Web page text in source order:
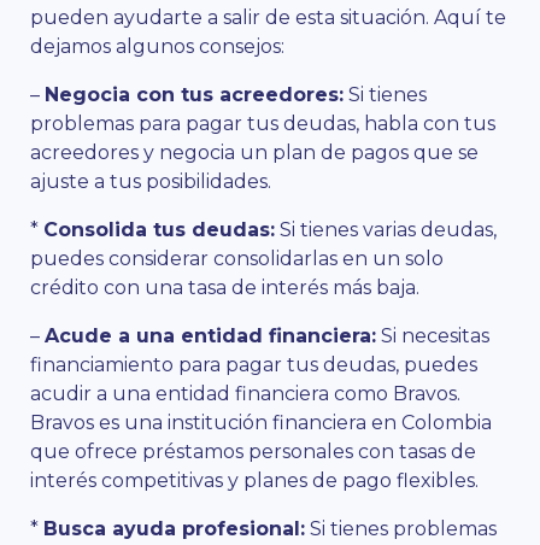
pueden ayudarte a salir de esta situación. Aquí te
dejamos algunos consejos:
– Negocia con tus acreedores: Si tienes
problemas para pagar tus deudas, habla con tus
acreedores y negocia un plan de pagos que se
ajuste a tus posibilidades.
* Consolida tus deudas: Si tienes varias deudas,
puedes considerar consolidarlas en un solo
crédito con una tasa de interés más baja.
– Acude a una entidad financiera: Si necesitas
financiamiento para pagar tus deudas, puedes
acudir a una entidad financiera como Bravos.
Bravos es una institución financiera en Colombia
que ofrece préstamos personales con tasas de
interés competitivas y planes de pago flexibles.
* Busca ayuda profesional: Si tienes problemas